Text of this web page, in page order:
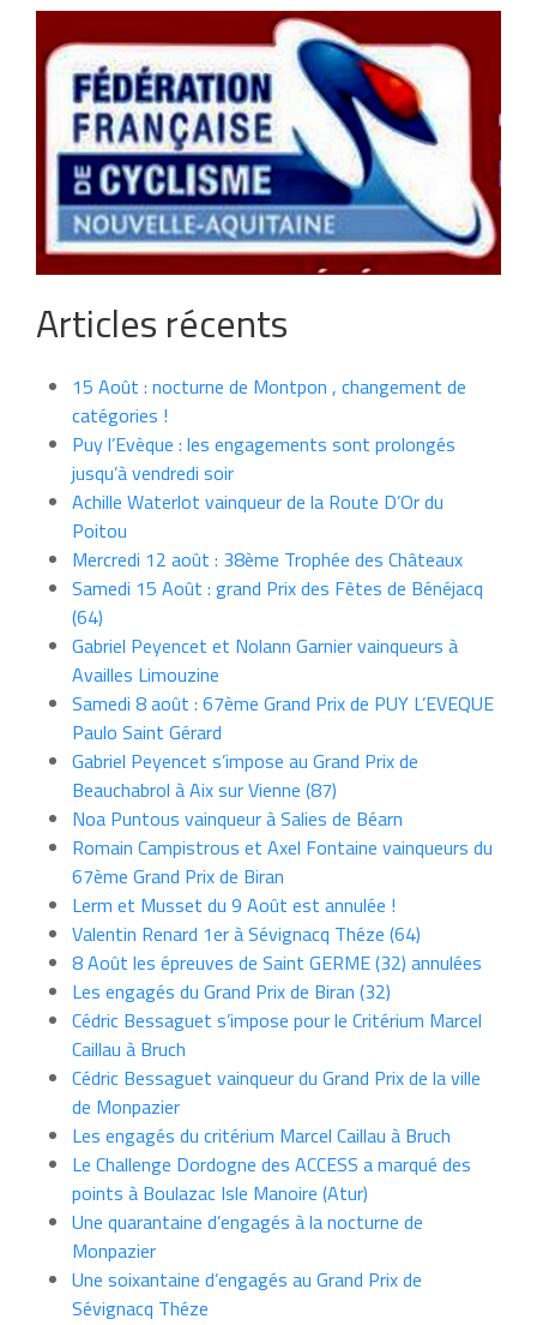
Articles récents
15 Août : nocturne de Montpon , changement de
catégories !
Puy l’Evèque : les engagements sont prolongés
jusqu’à vendredi soir
Achille Waterlot vainqueur de la Route D’Or du
Poitou
Mercredi 12 août : 38ème Trophée des Châteaux
Samedi 15 Août : grand Prix des Fêtes de Bénéjacq
(64)
Gabriel Peyencet et Nolann Garnier vainqueurs à
Availles Limouzine
Samedi 8 août : 67ème Grand Prix de PUY L’EVEQUE
Paulo Saint Gérard
Gabriel Peyencet s’impose au Grand Prix de
Beauchabrol à Aix sur Vienne (87)
Noa Puntous vainqueur à Salies de Béarn
Romain Campistrous et Axel Fontaine vainqueurs du
67ème Grand Prix de Biran
Lerm et Musset du 9 Août est annulée !
Valentin Renard 1er à Sévignacq Théze (64)
8 Août les épreuves de Saint GERME (32) annulées
Les engagés du Grand Prix de Biran (32)
Cédric Bessaguet s’impose pour le Critérium Marcel
Caillau à Bruch
Cédric Bessaguet vainqueur du Grand Prix de la ville
de Monpazier
Les engagés du critérium Marcel Caillau à Bruch
Le Challenge Dordogne des ACCESS a marqué des
points à Boulazac Isle Manoire (Atur)
Une quarantaine d’engagés à la nocturne de
Monpazier
Une soixantaine d’engagés au Grand Prix de
Sévignacq Théze